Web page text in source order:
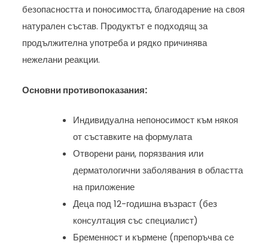
безопасността и поносимостта, благодарение на своя
натурален състав. Продуктът е подходящ за
продължителна употреба и рядко причинява
нежелани реакции.
Основни противопоказания:
Индивидуална непоносимост към някоя
от съставките на формулата
Отворени рани, порязвания или
дерматологични заболявания в областта
на приложение
Деца под 12-годишна възраст (без
консултация със специалист)
Бременност и кърмене (препоръчва се